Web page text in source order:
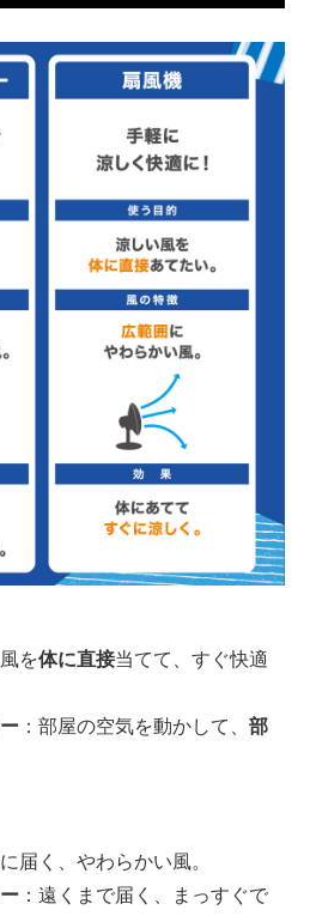
を体に直接当てて、すぐ快適
：部屋の空気を動かして、 部
届く、やわらかい風。
：遠くまで届く、まっすぐで